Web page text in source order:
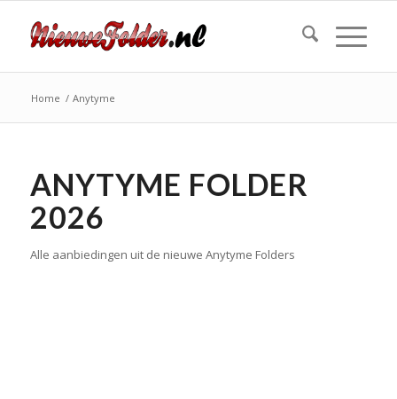
Home / Anytyme
ANYTYME FOLDER
2026
Alle aanbiedingen uit de nieuwe Anytyme Folders